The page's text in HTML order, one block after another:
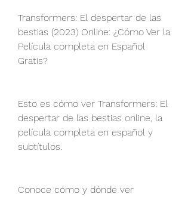
Transformers: El despertar de las
bestias (2023) Online: ¿Cómo Ver la
Película completa en Español
Gratis?
Esto es cómo ver Transformers: El
despertar de las bestias online, la
película completa en español y
subtítulos.
Conoce cómo y dónde ver